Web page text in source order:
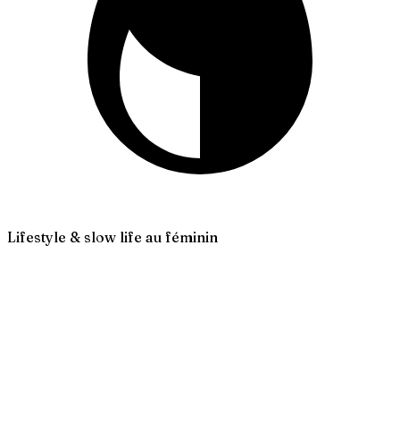
Lifestyle & slow life au féminin